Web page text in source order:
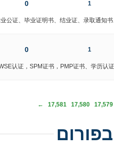
0 1
证、毕业证明书、结业证、录取通知
0 1
认证，SPM证书，PMP证书、学历认
17,579
17,580
17,581
←